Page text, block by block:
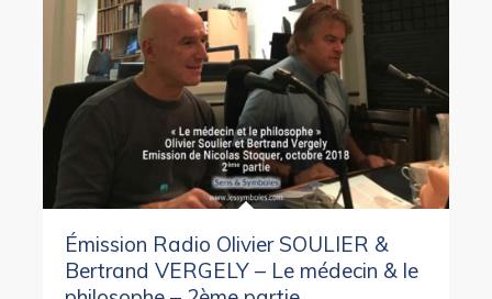
Émission Radio Olivier SOULIER &
Bertrand VERGELY – Le médecin & le